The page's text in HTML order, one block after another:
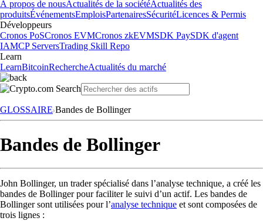
À propos de nousActualités de la sociétéActualités des
produitsÉvénementsEmploisPartenairesSécuritéLicences & Permis
Développeurs
Cronos PoSCronos EVMCronos zkEVMSDK PaySDK d'agent
IAMCP ServersTrading Skill Repo
Learn
LearnBitcoinRechercheActualités du marché
GLOSSAIRE Bandes de Bollinger
Bandes de Bollinger
John Bollinger, un trader spécialisé dans l’analyse technique, a créé les
bandes de Bollinger pour faciliter le suivi d’un actif. Les bandes de
Bollinger sont utilisées pour l’analyse technique et sont composées de
trois lignes :